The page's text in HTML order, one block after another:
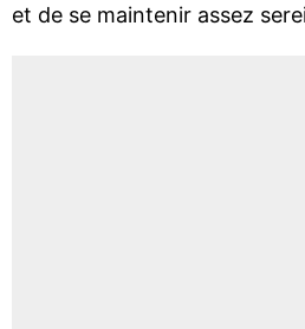
et de se maintenir assez